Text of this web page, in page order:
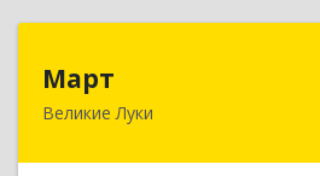
Март
Великие Луки182113, Псковская